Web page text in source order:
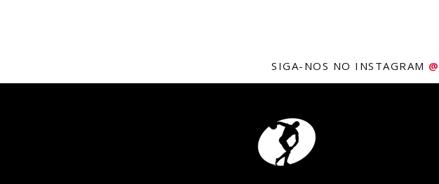
SIGA-NOS NO INSTAGRAM